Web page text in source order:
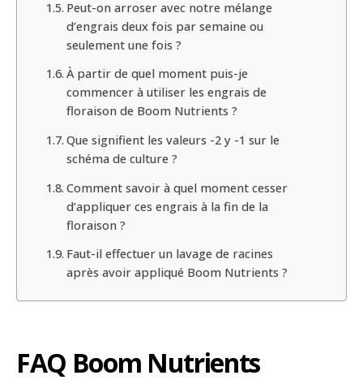
Peut-on arroser avec notre mélange
d’engrais deux fois par semaine ou
seulement une fois ?
À partir de quel moment puis-je
commencer à utiliser les engrais de
floraison de Boom Nutrients ?
Que signifient les valeurs -2 y -1 sur le
schéma de culture ?
Comment savoir à quel moment cesser
d’appliquer ces engrais à la fin de la
floraison ?
Faut-il effectuer un lavage de racines
après avoir appliqué Boom Nutrients ?
FAQ Boom Nutrients